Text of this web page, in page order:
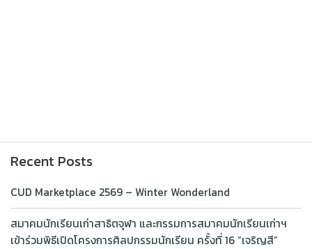
Recent Posts
CUD Marketplace 2569 – Winter Wonderland
สมาคมนักเรียนเก่าสาธิตจุฬา และกรรมการสมาคมนักเรียนเก่าฯ
เข้าร่วมพิธีเปิดโครงการศิลปกรรมนักเรียน ครั้งที่ 16 “เจริญสี”